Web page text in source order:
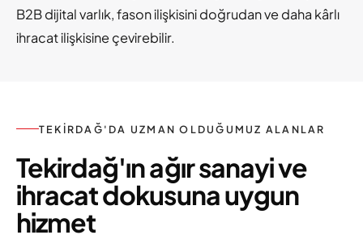
B2B dijital varlık, fason ilişkisini doğrudan ve daha kârlı
ihracat ilişkisine çevirebilir.
TEKIRDAĞ'DA UZMAN OLDUĞUMUZ ALANLAR
Tekirdağ'ın ağır sanayi ve
ihracat dokusuna uygun
hizmet